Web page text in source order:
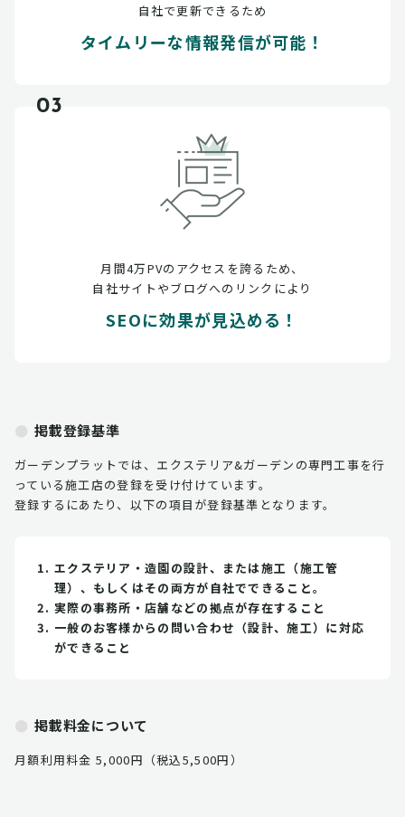
自社で更新できるため
タイムリーな情報発信が可能！
03
月間4万PVのアクセスを誇るため、
自社サイトやブログへのリンクにより
SEOに効果が見込める！
掲載登録基準
ガーデンプラットでは、エクステリア&ガーデンの専門工事を行
っている施工店の登録を受け付けています。
登録するにあたり、以下の項目が登録基準となります。
エクステリア・造園の設計、または施工（施工管
理）、もしくはその両方が自社でできること。
実際の事務所・店舗などの拠点が存在すること
一般のお客様からの問い合わせ（設計、施工）に対応
ができること
掲載料金について
月額利用料金 5,000円（税込5,500円）